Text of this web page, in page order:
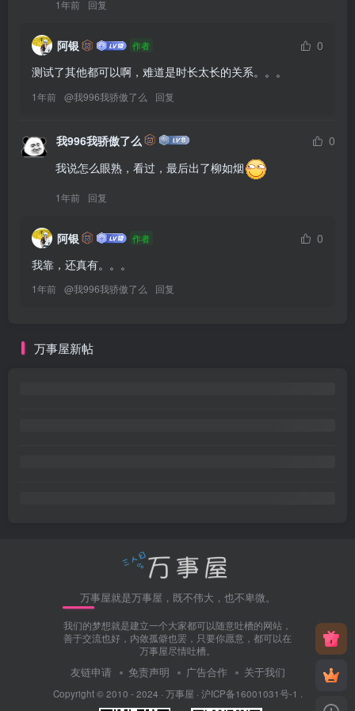
1年前 回复
阿银 作者
0
测试了其他都可以啊，难道是时长太长的关系。。。
1年前 @我996我骄傲了么 回复
我996我骄傲了么
0
我说怎么眼熟，看过，最后出了柳如烟
1年前 回复
阿银 作者
0
我靠，还真有。。。
1年前 @我996我骄傲了么 回复
万事屋新帖
万事屋就是万事屋，既不伟大，也不卑微。
我们的梦想就是建立一个大家都可以随意吐槽的网站，
善于交流也好，内敛孤僻也罢，只要你愿意，都可以在
万事屋尽情吐槽。
友链申请 免责声明 广告合作 关于我们
Copyright © 2010 - 2024 · 万事屋 · 沪ICP备16001031号-1 .